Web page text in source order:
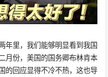
年里，我们能够明显看到我国
月份，美国的国务卿布林肯本
的回应显得不冷不热，这也导